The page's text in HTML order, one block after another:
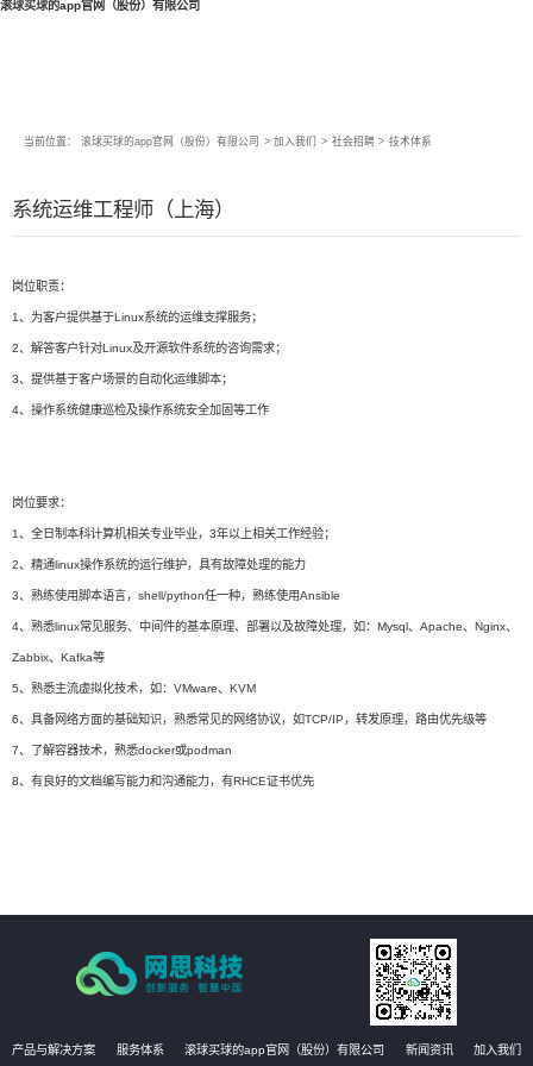
滚球买球的app官网（股份）有限公司
当前位置： 滚球买球的app官网（股份）有限公司 > 加入我们 > 社会招聘 > 技术体系
系统运维工程师（上海）
岗位职责：
1、为客户提供基于Linux系统的运维支撑服务；
2、解答客户针对Linux及开源软件系统的咨询需求；
3、提供基于客户场景的自动化运维脚本；
4、操作系统健康巡检及操作系统安全加固等工作
岗位要求：
1、全日制本科计算机相关专业毕业，3年以上相关工作经验；
2、精通linux操作系统的运行维护，具有故障处理的能力
3、熟练使用脚本语言，shell/python任一种，熟练使用Ansible
4、熟悉linux常见服务、中间件的基本原理、部署以及故障处理，如：Mysql、Apache、Nginx、
Zabbix、Kafka等
5、熟悉主流虚拟化技术，如：VMware、KVM
6、具备网络方面的基础知识，熟悉常见的网络协议，如TCP/IP，转发原理，路由优先级等
7、了解容器技术，熟悉docker或podman
8、有良好的文档编写能力和沟通能力，有RHCE证书优先
产品与解决方案 服务体系 滚球买球的app官网（股份）有限公司 新闻资讯 加入我们